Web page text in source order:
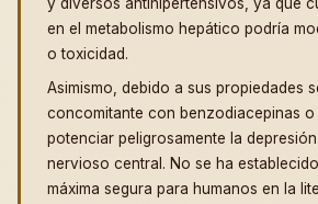
y diversos antihipertensivos, ya que
en el metabolismo hepático podría
o toxicidad.
Asimismo, debido a sus propiedades
concomitante con benzodiacepinas
potenciar peligrosamente la
nervioso central. No se ha
máxima segura para humanos en la